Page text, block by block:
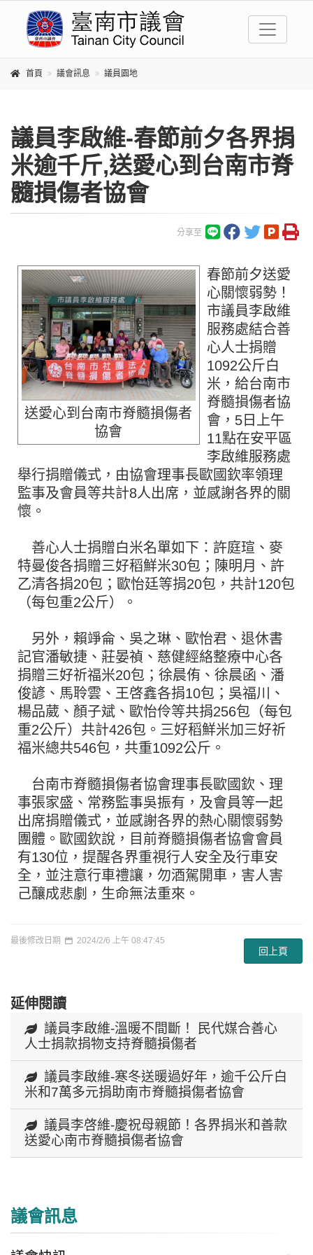
首頁 議會訊息 議員園地
議員李啟維-春節前夕各界捐
米逾千斤,送愛心到台南市脊
髓損傷者協會
分享至
送愛心到台南市脊髓損傷者
協會
春節前夕送愛
心關懷弱勢！
市議員李啟維
服務處結合善
心人士捐贈
1092公斤白
米，給台南市
脊髓損傷者協
會，5日上午
11點在安平區
李啟維服務處
舉行捐贈儀式，由協會理事長歐國欽率領理
監事及會員等共計8人出席，並感謝各界的關
懷。
善心人士捐贈白米名單如下：許庭瑄、麥
特曼俊各捐贈三好稻鮮米30包；陳明月、許
乙清各捐20包；歐怡廷等捐20包，共計120包
（每包重2公斤）。
另外，賴竫侖、吳之琳、歐怡君、退休書
記官潘敏捷、莊晏禎、慈健經絡整療中心各
捐贈三好祈福米20包；徐晨侑、徐晨函、潘
俊諺、馬聆雲、王啓鑫各捐10包；吳福川、
楊品葳、顏子斌、歐怡伶等共捐256包（每包
重2公斤）共計426包。三好稻鮮米加三好祈
福米總共546包，共重1092公斤。
台南市脊髓損傷者協會理事長歐國欽、理
事張家盛、常務監事吳振有，及會員等一起
出席捐贈儀式，並感謝各界的熱心關懷弱勢
團體。歐國欽說，目前脊髓損傷者協會會員
有130位，提醒各界重視行人安全及行車安
全，並注意行車禮讓，勿酒駕開車，害人害
己釀成悲劇，生命無法重來。
最後修改日期 2024/2/6 上午 08:47:45
回上頁
延伸閱讀
議員李啟維-溫暖不間斷！ 民代媒合善心
人士捐款捐物支持脊髓損傷者
議員李啟維-寒冬送暖過好年，逾千公斤白
米和7萬多元捐助南市脊髓損傷者協會
議員李啓維-慶祝母親節！各界捐米和善款
送愛心南市脊髓損傷者協會
議會訊息